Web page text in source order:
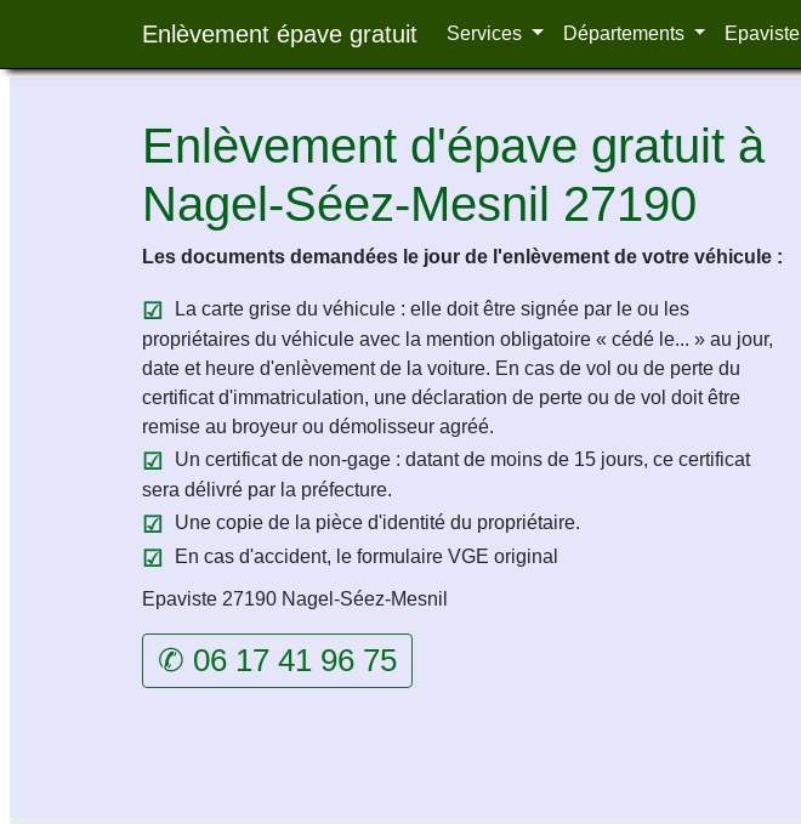
Enlèvement épave gratuit Services Départements Epaviste
Enlèvement d'épave gratuit à
Nagel-Séez-Mesnil 27190
Les documents demandées le jour de l'enlèvement de votre véhicule :
La carte grise du véhicule : elle doit être signée par le ou les
propriétaires du véhicule avec la mention obligatoire « cédé le... » au jour,
date et heure d'enlèvement de la voiture. En cas de vol ou de perte du
certificat d'immatriculation, une déclaration de perte ou de vol doit être
remise au broyeur ou démolisseur agréé.
Un certificat de non-gage : datant de moins de 15 jours, ce certificat
sera délivré par la préfecture.
Une copie de la pièce d'identité du propriétaire.
En cas d'accident, le formulaire VGE original
Epaviste 27190 Nagel-Séez-Mesnil
✆ 06 17 41 96 75